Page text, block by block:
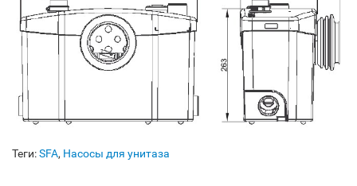
Теги:SFA, Насосы для унитаза